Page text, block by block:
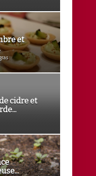
et
cidre et